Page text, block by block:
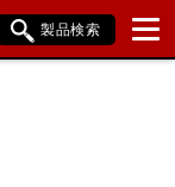
製品検索